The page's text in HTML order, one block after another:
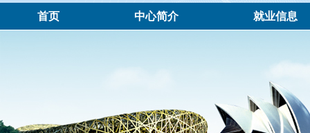
首页 中心简介 就业信息